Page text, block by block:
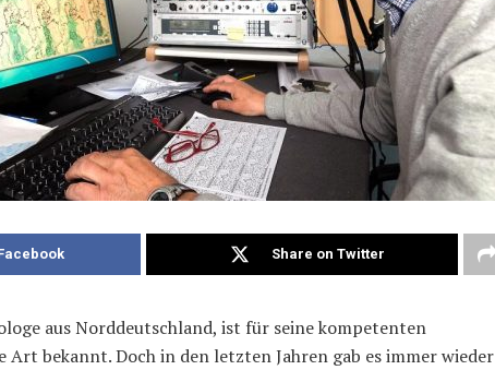
Share on Twitter
aus Norddeutschland, ist für seine kompetenten
bekannt. Doch in den letzten Jahren gab es immer wieder